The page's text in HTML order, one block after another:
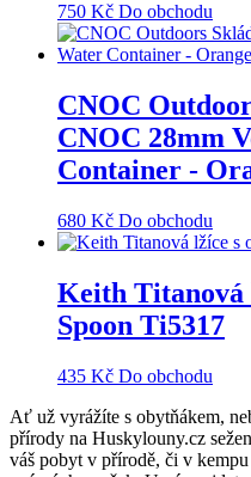
750 Kč Do obchodu
CNOC
CNOC 28mm
Container -
680 Kč Do obchodu
Keith Titanová
Spoon Ti5317
435 Kč Do obchodu
Ať už vyrážíte s obytňákem,
přírody na Huskylouny.cz
váš pobyt v přírodě, či v